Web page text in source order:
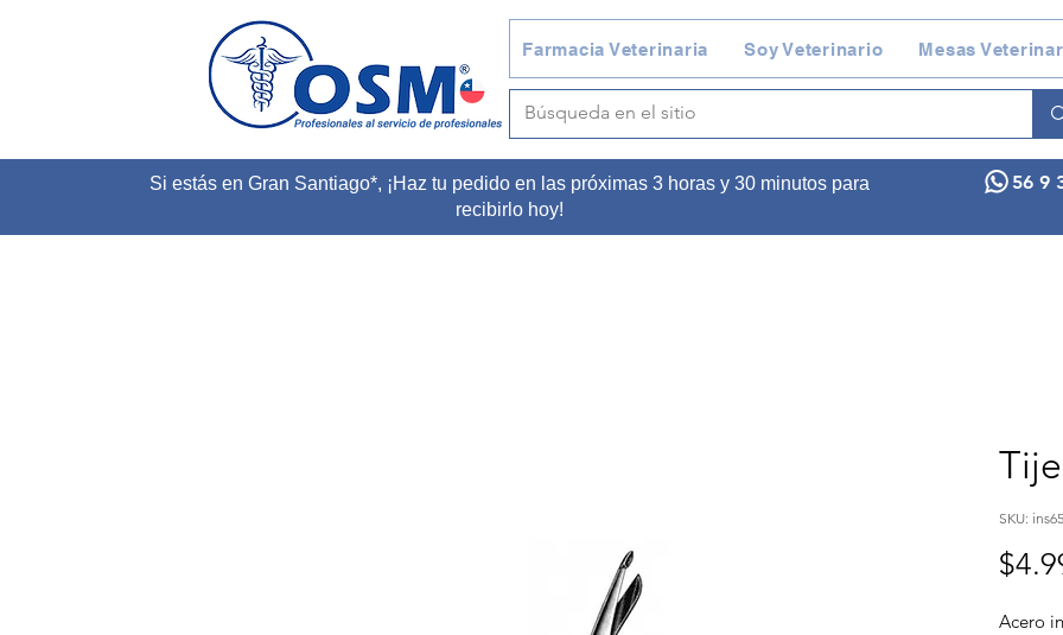
Farmacia Veterinaria Soy Veterinario Mesas
Si estás en Gran Santiago*, ¡Haz tu pedido en las próximas 3 horas y 30 minutos para
recibirlo hoy!
56 9
SKU:
Acero